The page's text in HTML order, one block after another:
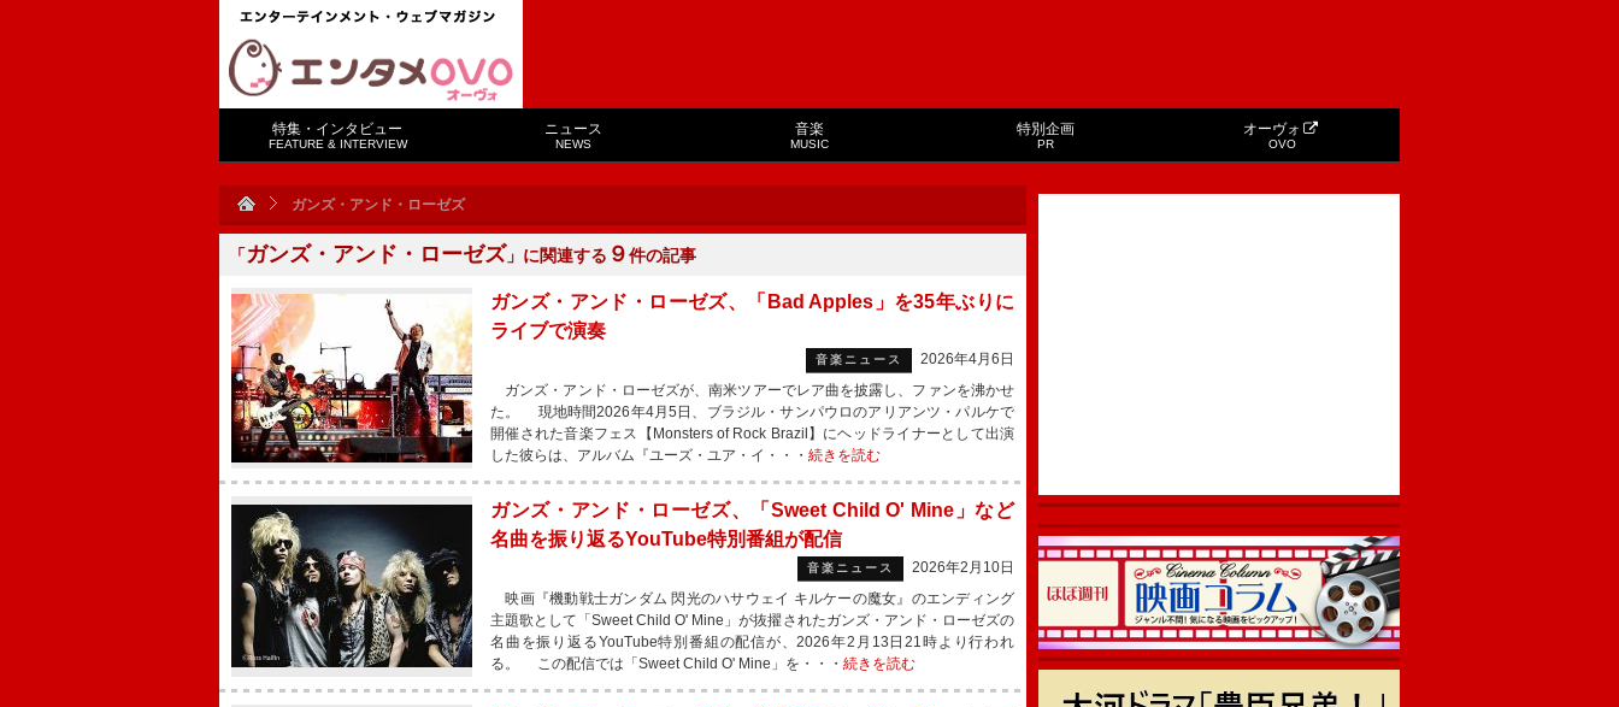
特集・インタビュー
FEATURE & INTERVIEW
ニュース
NEWS
音楽
MUSIC
特別企画
PR
オーヴォ
OVO
ガンズ・アンド・ローゼズ
「ガンズ・アンド・ローゼズ 」に関連する ９件の記事
ガンズ・アンド・ローゼズ、「Bad Apples」を35年ぶりに
ライブで演奏
音楽ニュース
2026年4月6日
ガンズ・アンド・ローゼズが、南米ツアーでレア曲を披露し、ファンを沸かせ
た。 現地時間2026年4月5日、ブラジル・サンパウロのアリアンツ・パルケで
開催された音楽フェス【Monsters of Rock Brazil】にヘッドライナーとして出演
した彼らは、アルバム『ユーズ・ユア・イ・・・ 続きを読む
ガンズ・アンド・ローゼズ、「Sweet Child O' Mine」など
名曲を振り返るYouTube特別番組が配信
音楽ニュース
2026年2月10日
映画『機動戦士ガンダム 閃光のハサウェイ キルケーの魔女』のエンディング
主題歌として「Sweet Child O' Mine」が抜擢されたガンズ・アンド・ローゼズの
名曲を振り返るYouTube特別番組の配信が、2026年2月13日21時より行われ
る。 この配信では「Sweet Child O' Mine」を・・・ 続きを読む